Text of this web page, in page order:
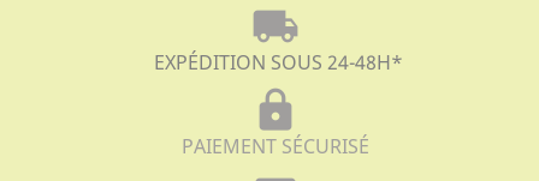
local_shipping
EXPÉDITION SOUS 24-48H*
lock
PAIEMENT SÉCURISÉ